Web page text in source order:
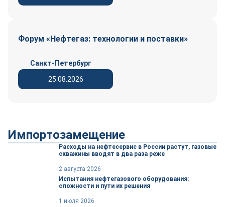
Форум «Нефтегаз: технологии и поставки»
25.08.2026
Санкт-Петербург
Импортозамещение
Расходы на нефтесервис в России растут, газовые
скважины вводят в два раза реже
2 августа 2026
Испытания нефтегазового оборудования:
сложности и пути их решения
1 июля 2026